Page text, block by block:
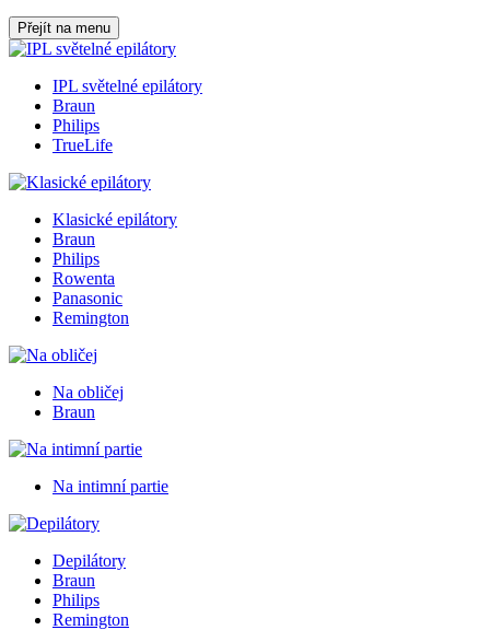
Přejít na menu
IPL světelné epilátory
Braun
Philips
TrueLife
Klasické epilátory
Braun
Philips
Rowenta
Panasonic
Remington
Na obličej
Braun
Na intimní partie
Depilátory
Braun
Philips
Remington